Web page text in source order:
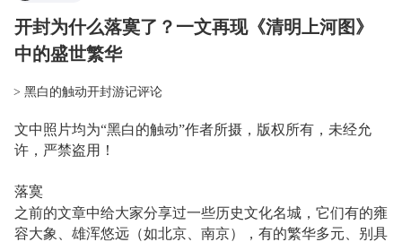
开封为什么落寞了？一文再现《清明上河图》
中的盛世繁华
> 黑白的触动开封游记评论
文中照片均为“黑白的触动”作者所摄，版权所有，未经允
许，严禁盗用！
落寞
之前的文章中给大家分享过一些历史文化名城，它们有的雍
容大象、雄浑悠远（如北京、南京），有的繁华多元、别具